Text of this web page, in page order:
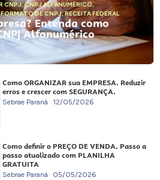
CNPJ,CNPJ ALFANUMÉRICO,
DE CNPJ,RECEITA FEDERAL
Entenda como
Alfanumérico
Como ORGANIZAR sua EMPRESA. Reduzir
erros e crescer com SEGURANÇA.
Sebrae Paraná 12/05/2026
Como definir o PREÇO DE VENDA. Passo a
passo atualizado com PLANILHA
GRATUITA
Sebrae Paraná 05/05/2026